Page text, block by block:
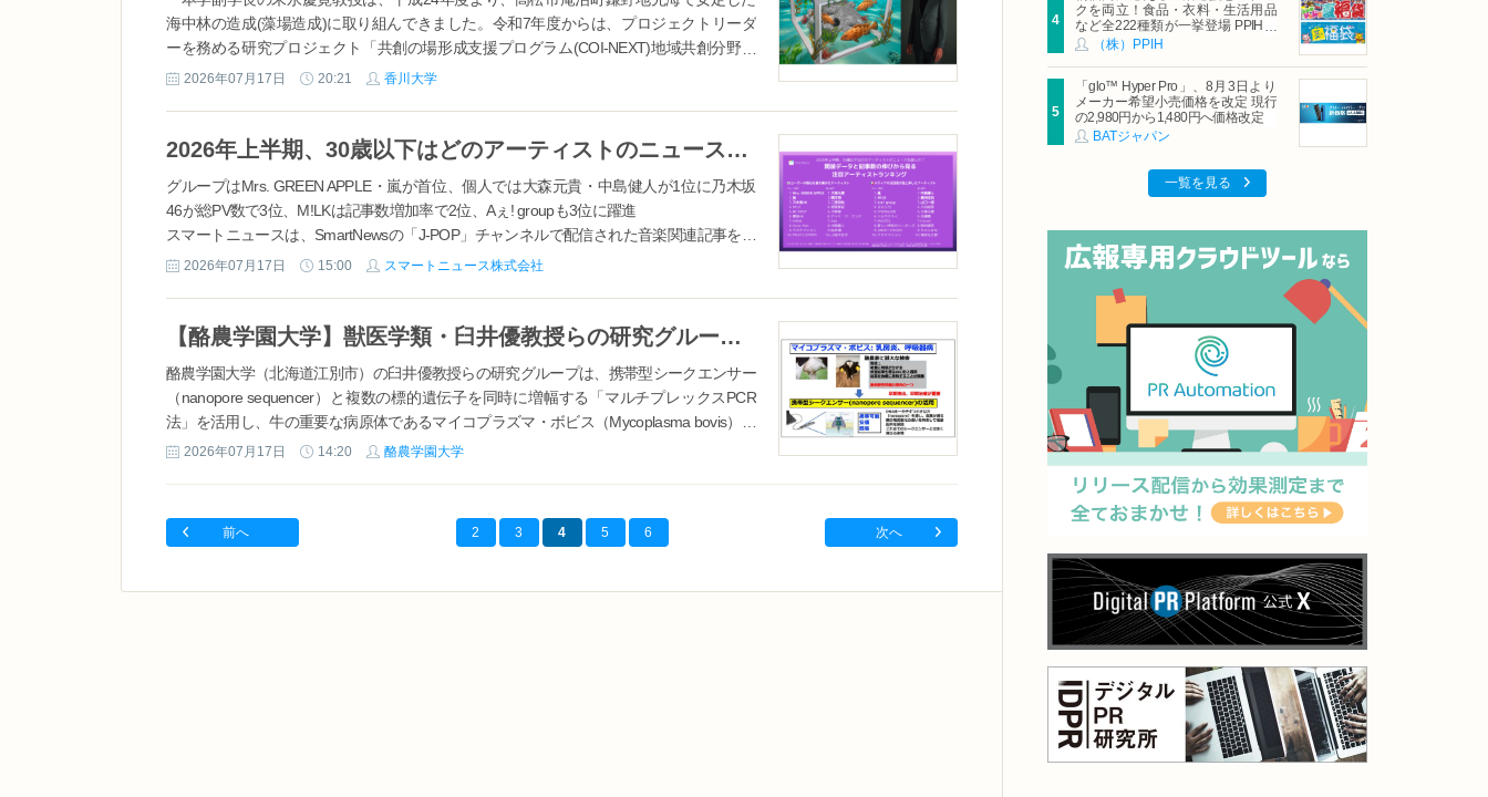
海中林の造成(藻場造成)に取り組んできました。令和7年度からは、プロジェクトリーダ
ーを務める研究プロジェクト「共創の場形成支援プログラム(COI-NEXT)地域共創分野・
本格型」「資源あふれる豊かで持続可能な瀬戸内...
2026年07月17日 20:21 香川大学
2026年上半期、30歳以下はどのアーティストのニュースを読んだ？閲読データと記事数の伸びから見る、注目アーティストランキング【スマートニュースデータニュースレター】
グループはMrs. GREEN APPLE・嵐が首位、個人では大森元貴・中島健人が1位に乃木坂
46が総PV数で3位、M!LKは記事数増加率で2位、Aぇ! groupも3位に躍進
スマートニュースは、SmartNewsの「J-POP」チャンネルで配信された音楽関連記事を対
象に、30歳以下のユーザーによる閲読状況と、アーティスト別の配信記事数の変化を分
2026年07月17日 15:00 スマートニュース株式会社
【酪農学園大学】獣医学類・臼井優教授らの研究グループが携帯型シークエンサーにより牛の難治性病原体マイコプラズマ・ボビスの薬剤耐性をその日のうちに判定する技術を開発
酪農学園大学（北海道江別市）の臼井優教授らの研究グループは、携帯型シークエンサー
（nanopore sequencer）と複数の標的遺伝子を同時に増幅する「マルチプレックスPCR
法」を活用し、牛の重要な病原体であるマイコプラズマ・ボビス（Mycoplasma bovis）の
薬剤耐性変異を、その...
2026年07月17日 14:20 酪農学園大学
前へ 2 3 4 5 6 次へ
クを両立！食品・衣料・生活用品
など全222種類が一挙登場 PPIHグ
ループ「夏福袋」＆セール 8月6日
（株）PPIH
「glo™ Hyper Pro」、8月3日より
メーカー希望小売価格を改定 現行
の2,980円から1,480円へ価格改定
BATジャパン
一覧を見る